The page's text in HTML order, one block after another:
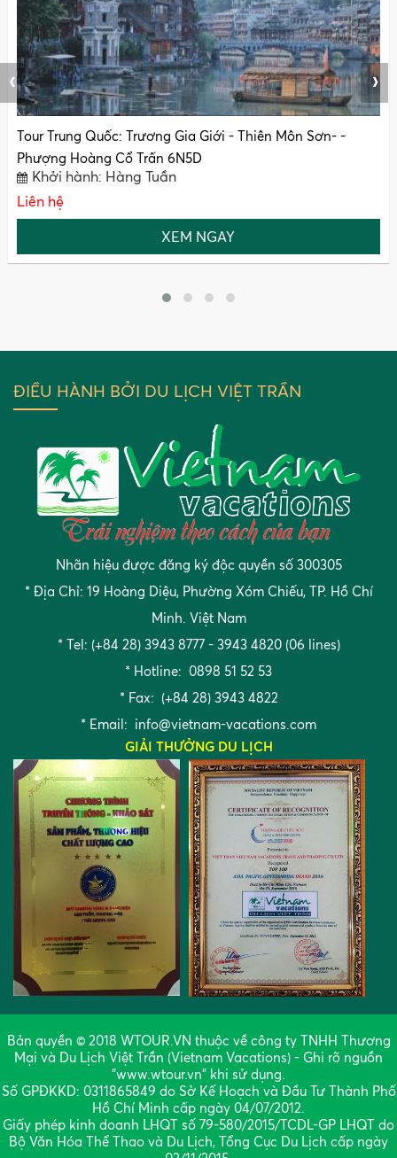
Tour Trung Quốc: Trương Gia Giới - Thiên Môn Sơn- -
Phượng Hoàng Cổ Trấn 6N5D
Khởi hành: Hàng Tuần
Liên hệ
XEM NGAY
‹ ›
ĐIỀU HÀNH BỞI DU LỊCH VIỆT TRẦN
Nhãn hiệu được đăng ký độc quyền số 300305
* Địa Chỉ: 19 Hoàng Diệu, Phường Xóm Chiếu, TP. Hồ Chí
Minh. Việt Nam
* Tel: (+84 28) 3943 8777 - 3943 4820 (06 lines)
* Hotline: 0898 51 52 53
* Fax: (+84 28) 3943 4822
* Email: info@vietnam-vacations.com
GIẢI THƯỞNG DU LỊCH
Bản quyền © 2018 WTOUR.VN thuộc về công ty TNHH Thương
Mại và Du Lịch Việt Trần (Vietnam Vacations) - Ghi rõ nguồn
"www.wtour.vn" khi sử dụng.
Số GPĐKKD: 0311865849 do Sở Kế Hoạch và Đầu Tư Thành Phố
Hồ Chí Minh cấp ngày 04/07/2012.
Giấy phép kinh doanh LHQT số 79-580/2015/TCDL-GP LHQT do
Bộ Văn Hóa Thể Thao và Du Lịch, Tổng Cục Du Lịch cấp ngày